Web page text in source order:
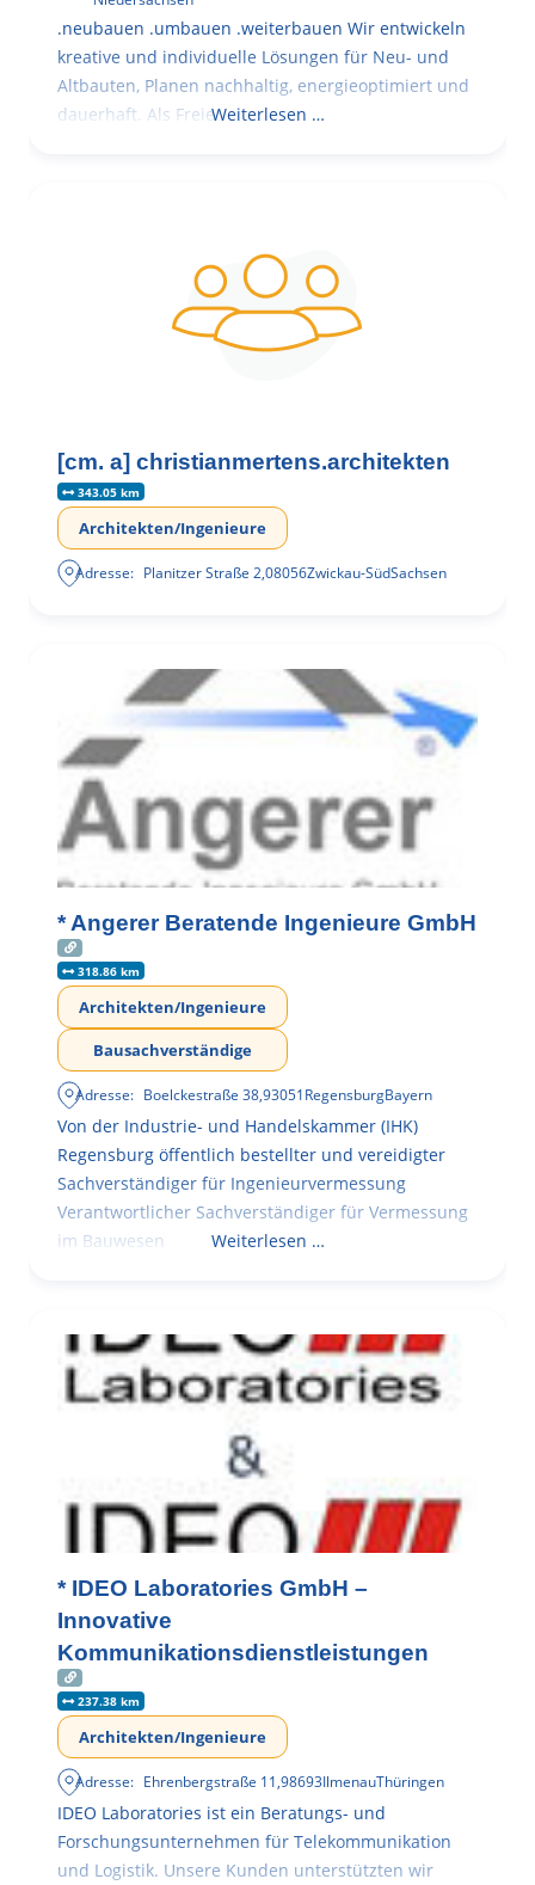
.neubauen .umbauen .weiterbauen Wir entwickeln
kreative und individuelle Lösungen für Neu- und
Altbauten, Planen nachhaltig, energieoptimiert und
dauerhaft. Als FreieWeiterlesen …
[cm. a] christianmertens.architekten
343.05 km
Architekten/Ingenieure
Adresse: Planitzer Straße 2,08056Zwickau-SüdSachsen
* Angerer Beratende Ingenieure GmbH
318.86 km
Architekten/Ingenieure
Bausachverständige
Adresse: Boelckestraße 38,93051RegensburgBayern
Von der Industrie- und Handelskammer (IHK)
Regensburg öffentlich bestellter und vereidigter
Sachverständiger für Ingenieurvermessung
Verantwortlicher Sachverständiger für Vermessung
im Bauwesen
Weiterlesen …
* IDEO Laboratories GmbH –
Innovative
Kommunikationsdienstleistungen
237.38 km
Architekten/Ingenieure
Adresse: Ehrenbergstraße 11,98693IlmenauThüringen
IDEO Laboratories ist ein Beratungs- und
Forschungsunternehmen für Telekommunikation
und Logistik. Unsere Kunden unterstützten wir